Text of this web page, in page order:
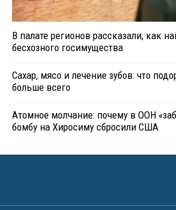
В палате регионов рассказали, как
бесхозного госимущества
Сахар, мясо и лечение зубов: что
больше всего
Атомное молчание: почему в ООН
бомбу на Хиросиму сбросили США